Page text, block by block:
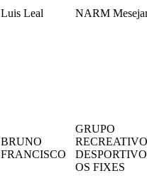
Luis Leal NARM
BRUNO
FRANCISCO
GRUPO
DESPORTIVO
OS FIXES